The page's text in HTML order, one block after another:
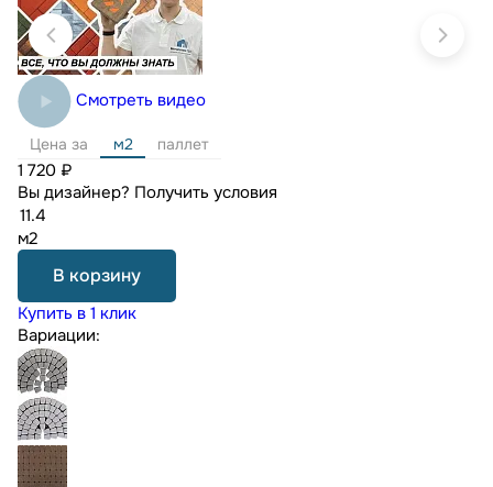
Смотреть видео
Цена за м2 паллет
1 720 ₽
Вы дизайнер? Получить условия
м2
В корзину
Купить в 1 клик
Вариации: